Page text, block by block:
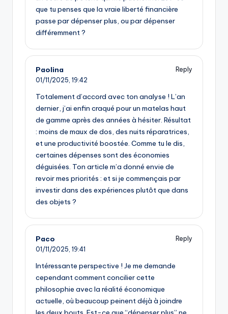
que tu penses que la vraie liberté financière
passe par dépenser plus, ou par dépenser
différemment ?
Paolina
Reply
01/11/2025, 19:42
Totalement d’accord avec ton analyse ! L’an
dernier, j’ai enfin craqué pour un matelas haut
de gamme après des années à hésiter. Résultat
: moins de maux de dos, des nuits réparatrices,
et une productivité boostée. Comme tu le dis,
certaines dépenses sont des économies
déguisées. Ton article m’a donné envie de
revoir mes priorités : et si je commençais par
investir dans des expériences plutôt que dans
des objets ?
Paco
Reply
01/11/2025, 19:41
Intéressante perspective ! Je me demande
cependant comment concilier cette
philosophie avec la réalité économique
actuelle, où beaucoup peinent déjà à joindre